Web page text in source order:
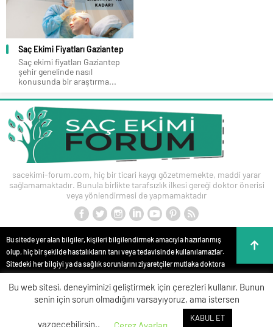
Saç Ekimi Fiyatları Gaziantep
Saç ekimi fiyatları Gaziantep
şehir genelinde nasıl
konusunda bir araştırma...
sacekimi-forum.com, hiç bir ticari kaygı gözetmemekte, maddi yarar
sağlamamaktadır. Bunula birlikte tarafsızlık ilkesi gereği doktor önerisi
veya yönlendirmesi de yapmamaktadır
Bu sitede yer alan bilgiler, kişileri bilgilendirmek amacıyla hazırlanmış
olup, hiç bir şekilde hastalıkların tanı veya tedavisinde kullanılamazlar.
Sitedeki her bilgiyi ya da sağlık sorunlarını ziyaretçiler mutlaka doktora
danışmalıdırlar. Bu sitede yer alan bilgiler hiç bir zaman hekim
tedavisinin veya konsültasyonunun yerini alamaz. Site içeriği kişisel
teşhis ve tedavi yönteminin seçimi için değerlendirilemez. Anlatılan tüm
olup; Reklam, tanı ve tedaviye yönlendirme amacı taşımamaktadır.
Bu web sitesi, deneyiminizi geliştirmek için çerezleri kullanır. Bunun
senin için sorun olmadığını varsayıyoruz, ama istersen
vazgeçebilirsin..
KABUL ET